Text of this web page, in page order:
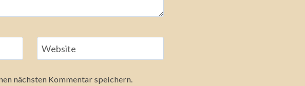
Website
nächsten Kommentar speichern.